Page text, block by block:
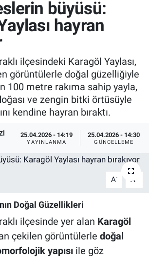
büyüsü:
hayran
ilçesindeki Karagöl Yaylası,
görüntülerle doğal güzelliğiyle
100 metre rakıma sahip yayla,
ve zengin bitki örtüsüyle
kendine hayran bıraktı.
25.04.2026 - 14:19
YAYINLANMA
25.04.2026 - 14:30
GÜNCELLEME
A- A +
Doğal Güzellikleri
ilçesinde yer alan Karagöl
çekilen görüntülerle doğal
yapısıile göz